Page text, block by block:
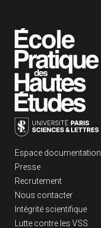
Liens footer
Espace documentation
Presse
Recrutement
Nous contacter
Intégrité scientifique
Lutte contre les VSS